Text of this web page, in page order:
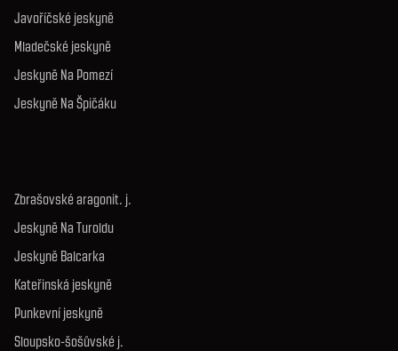
Javoříčské jeskyně
Mladečské jeskyně
Jeskyně Na Pomezí
Jeskyně Na Špičáku
Zbrašovské aragonit. j.
Jeskyně Na Turoldu
Jeskyně Balcarka
Kateřinská jeskyně
Punkevní jeskyně
Sloupsko-šošůvské j.